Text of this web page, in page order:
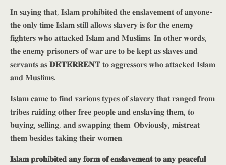
𝐈𝐧 𝐬𝐚𝐲𝐢𝐧𝐠 𝐭𝐡𝐚𝐭, 𝐈𝐬𝐥𝐚𝐦 𝐩𝐫𝐨𝐡𝐢𝐛𝐢𝐭𝐞𝐝 𝐭𝐡𝐞 𝐞𝐧𝐬𝐥𝐚𝐯𝐞𝐦𝐞𝐧𝐭 𝐨𝐟 𝐚𝐧𝐲𝐨𝐧𝐞-
𝐭𝐡𝐞 𝐨𝐧𝐥𝐲 𝐭𝐢𝐦𝐞 𝐈𝐬𝐥𝐚𝐦 𝐬𝐭𝐢𝐥𝐥 𝐚𝐥𝐥𝐨𝐰𝐬 𝐬𝐥𝐚𝐯𝐞𝐫𝐲 𝐢𝐬 𝐟𝐨𝐫 𝐭𝐡𝐞 𝐞𝐧𝐞𝐦𝐲
𝐟𝐢𝐠𝐡𝐭𝐞𝐫𝐬 𝐰𝐡𝐨 𝐚𝐭𝐭𝐚𝐜𝐤𝐞𝐝 𝐈𝐬𝐥𝐚𝐦 𝐚𝐧𝐝 𝐌𝐮𝐬𝐥𝐢𝐦𝐬. 𝐈𝐧 𝐨𝐭𝐡𝐞𝐫 𝐰𝐨𝐫𝐝𝐬,
𝐭𝐡𝐞 𝐞𝐧𝐞𝐦𝐲 𝐩𝐫𝐢𝐬𝐨𝐧𝐞𝐫𝐬 𝐨𝐟 𝐰𝐚𝐫 𝐚𝐫𝐞 𝐭𝐨 𝐛𝐞 𝐤𝐞𝐩𝐭 𝐚𝐬 𝐬𝐥𝐚𝐯𝐞𝐬 𝐚𝐧𝐝
𝐬𝐞𝐫𝐯𝐚𝐧𝐭𝐬 𝐚𝐬𝐃𝐄𝐓𝐄𝐑𝐑𝐄𝐍𝐓𝐭𝐨 𝐚𝐠𝐠𝐫𝐞𝐬𝐬𝐨𝐫𝐬 𝐰𝐡𝐨 𝐚𝐭𝐭𝐚𝐜𝐤𝐞𝐝 𝐈𝐬𝐥𝐚𝐦
𝐚𝐧𝐝 𝐌𝐮𝐬𝐥𝐢𝐦𝐬.
𝐈𝐬𝐥𝐚𝐦 𝐜𝐚𝐦𝐞 𝐭𝐨 𝐟𝐢𝐧𝐝 𝐯𝐚𝐫𝐢𝐨𝐮𝐬 𝐭𝐲𝐩𝐞𝐬 𝐨𝐟 𝐬𝐥𝐚𝐯𝐞𝐫𝐲 𝐭𝐡𝐚𝐭 𝐫𝐚𝐧𝐠𝐞𝐝 𝐟𝐫𝐨𝐦
𝐭𝐫𝐢𝐛𝐞𝐬 𝐫𝐚𝐢𝐝𝐢𝐧𝐠 𝐨𝐭𝐡𝐞𝐫 𝐟𝐫𝐞𝐞 𝐩𝐞𝐨𝐩𝐥𝐞 𝐚𝐧𝐝 𝐞𝐧𝐬𝐥𝐚𝐯𝐢𝐧𝐠 𝐭𝐡𝐞𝐦, 𝐭𝐨
𝐛𝐮𝐲𝐢𝐧𝐠, 𝐬𝐞𝐥𝐥𝐢𝐧𝐠, 𝐚𝐧𝐝 𝐬𝐰𝐚𝐩𝐩𝐢𝐧𝐠 𝐭𝐡𝐞𝐦. 𝐎𝐛𝐯𝐢𝐨𝐮𝐬𝐥𝐲, 𝐦𝐢𝐬𝐭𝐫𝐞𝐚𝐭
𝐭𝐡𝐞𝐦 𝐛𝐞𝐬𝐢𝐝𝐞𝐬 𝐭𝐚𝐤𝐢𝐧𝐠 𝐭𝐡𝐞𝐢𝐫 𝐰𝐨𝐦𝐞𝐧.
𝐈𝐬𝐥𝐚𝐦 𝐩𝐫𝐨𝐡𝐢𝐛𝐢𝐭𝐞𝐝 𝐚𝐧𝐲 𝐟𝐨𝐫𝐦 𝐨𝐟 𝐞𝐧𝐬𝐥𝐚𝐯𝐞𝐦𝐞𝐧𝐭 𝐭𝐨 𝐚𝐧𝐲 𝐩𝐞𝐚𝐜𝐞𝐟𝐮𝐥